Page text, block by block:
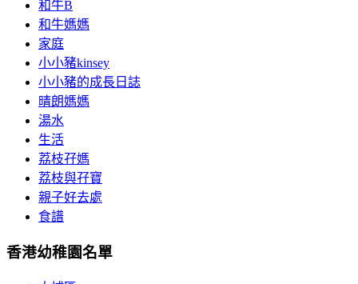
和牛B
和牛媽媽
家庭
小小豬kinsey
小小豬的成長日誌
晴朗媽媽
湯水
生活
荔枝孖媽
荔枝與孖寶
親子好去處
食譜
香港幼稚園名單